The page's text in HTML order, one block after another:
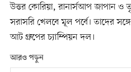
উত্তর কোরিয়া, রানার্সআপ জাপান ও
সরাসরি খেলবে মূল পর্বে। তাদের
আট গ্রুপের চ্যাম্পিয়ন দল।
আরও পড়ুন